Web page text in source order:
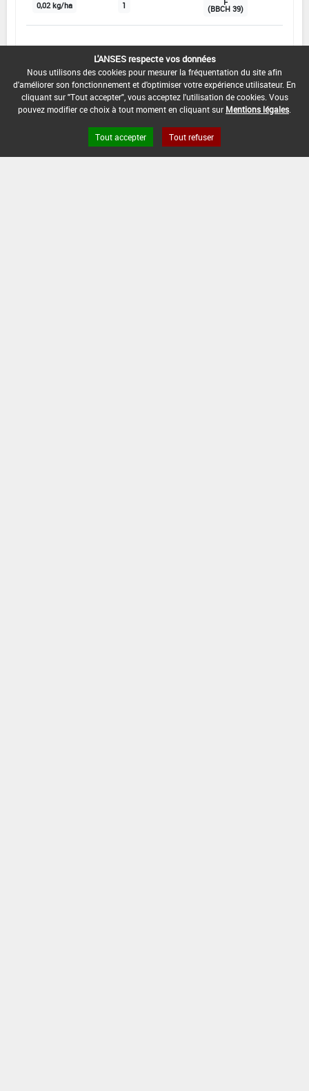
0,02 kg/ha 1 F
(BBCH 39)
INTERVALLE MINIMUM ENTRE APPLICATIONS :
-
DATE DE RETRAIT DE L'USAGE :
29/04/2016
DATE DE FIN DE DISTRIBUTION :
L'ANSES respecte vos données
Nous utilisons des cookies pour mesurer la fréquentation du site afin
d'améliorer son fonctionnement et d'optimiser votre expérience utilisateur. En
cliquant sur "Tout accepter", vous acceptez l'utilisation de cookies. Vous
pouvez modifier ce choix à tout moment en cliquant sur Mentions légales
Tout accepter Tout refuser